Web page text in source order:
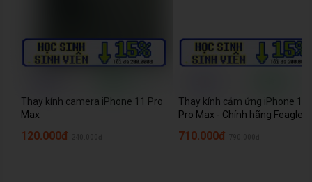
Thay kính camera iPhone 11 Pro
Max
120.000đ
Thay kính cảm ứng iPhone 11
Pro Max - Chính hãng Feaglet
710.000đ